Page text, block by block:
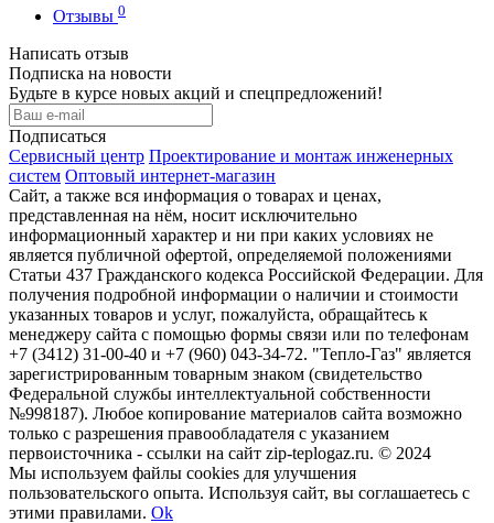
Отзывы 0
Написать отзыв
Подписка на новости
Будьте в курсе новых акций и спецпредложений!
Подписаться
Сервисный центр Проектирование и монтаж инженерных
систем Оптовый интернет-магазин
Сайт, а также вся информация о товарах и ценах,
представленная на нём, носит исключительно
информационный характер и ни при каких условиях не
является публичной офертой, определяемой положениями
Статьи 437 Гражданского кодекса Российской Федерации. Для
получения подробной информации о наличии и стоимости
указанных товаров и услуг, пожалуйста, обращайтесь к
менеджеру сайта с помощью формы связи или по телефонам
+7 (3412) 31-00-40 и +7 (960) 043-34-72. "Тепло-Газ" является
зарегистрированным товарным знаком (свидетельство
Федеральной службы интеллектуальной собственности
№998187). Любое копирование материалов сайта возможно
только с разрешения правообладателя с указанием
первоисточника - ссылки на сайт zip-teplogaz.ru. © 2024
Мы используем файлы сookies для улучшения
пользовательского опыта. Используя сайт, вы соглашаетесь с
этими правилами. Ok